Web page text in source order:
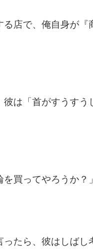
店で、俺自身が
は「首がすうす
買ってやろうか？」
たら、彼はしばし